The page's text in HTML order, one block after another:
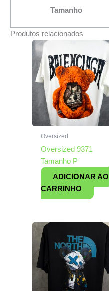
Tamanho
Produtos relacionados
Oversized
Oversized 9371
Tamanho P
ADICIONAR AO
CARRINHO